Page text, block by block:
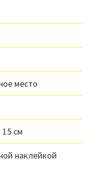
место
см
наклейкой